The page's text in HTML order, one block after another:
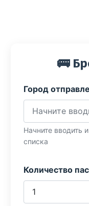
🚌
Город
Начните вводить
списка
Количество